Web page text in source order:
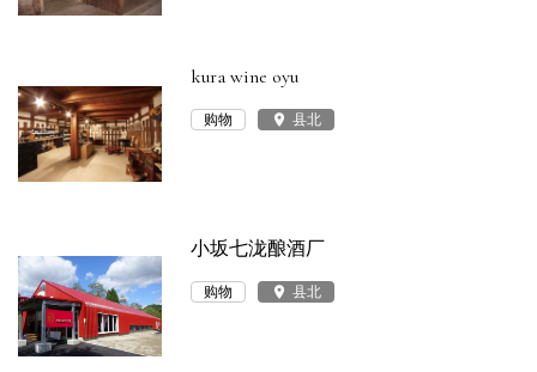
kura wine oyu
购物 place 县北
小坂七泷酿酒厂
购物 place 县北